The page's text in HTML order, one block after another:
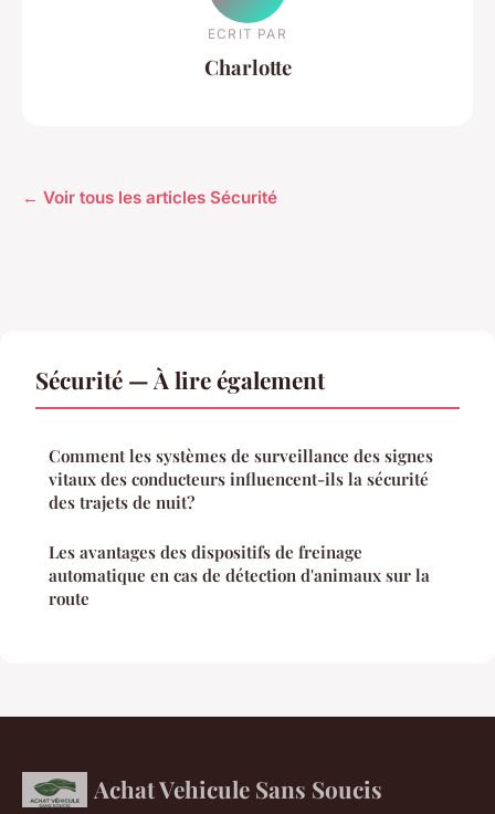
ECRIT PAR
Charlotte
← Voir tous les articles Sécurité
Sécurité — À lire également
Comment les systèmes de surveillance des signes
vitaux des conducteurs influencent-ils la sécurité
des trajets de nuit?
Les avantages des dispositifs de freinage
automatique en cas de détection d'animaux sur la
route
Achat Vehicule Sans Soucis